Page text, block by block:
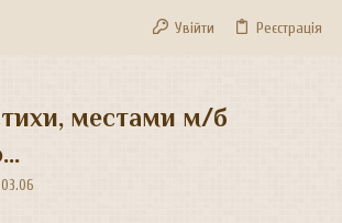
Увійти Реєстрація
местами м/б